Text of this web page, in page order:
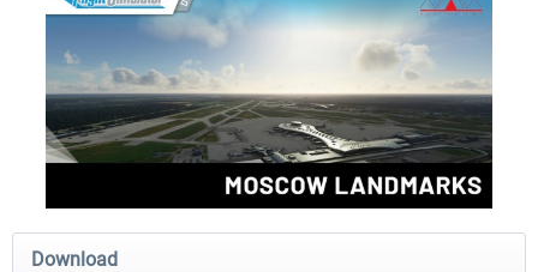
24h FREE
EmergencyDispatcherPro - 24h Free
Trial
Download